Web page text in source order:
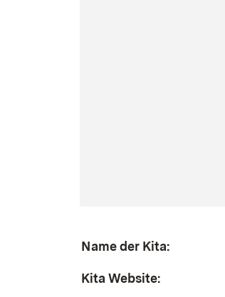
Name der Kita:
Kita Website: